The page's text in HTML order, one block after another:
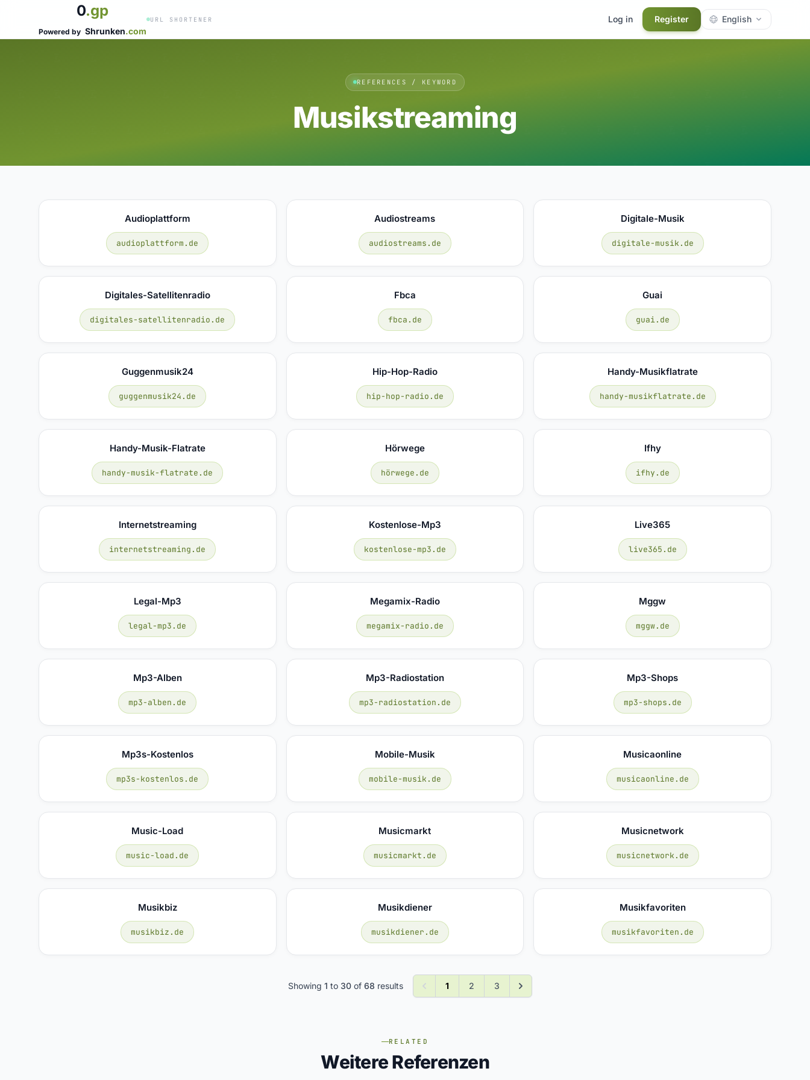
0.gp
Powered by Shrunken.com
URL SHORTENER Log in Register English
REFERENCES / KEYWORD
Musikstreaming
Audioplattform
audioplattform.de
Audiostreams
audiostreams.de
Digitale-Musik
digitale-musik.de
Digitales-Satellitenradio
digitales-satellitenradio.de
Fbca
fbca.de
Guai
guai.de
Guggenmusik24
guggenmusik24.de
Hip-Hop-Radio
hip-hop-radio.de
Handy-Musikflatrate
handy-musikflatrate.de
Handy-Musik-Flatrate
handy-musik-flatrate.de
Hörwege
hörwege.de
Ifhy
ifhy.de
Internetstreaming
internetstreaming.de
Kostenlose-Mp3
kostenlose-mp3.de
Live365
live365.de
Legal-Mp3
legal-mp3.de
Megamix-Radio
megamix-radio.de
Mggw
mggw.de
Mp3-Alben
mp3-alben.de
Mp3-Radiostation
mp3-radiostation.de
Mp3-Shops
mp3-shops.de
Mp3s-Kostenlos
mp3s-kostenlos.de
Mobile-Musik
mobile-musik.de
Musicaonline
musicaonline.de
Music-Load
music-load.de
Musicmarkt
musicmarkt.de
Musicnetwork
musicnetwork.de
Musikbiz
musikbiz.de
Musikdiener
musikdiener.de
Musikfavoriten
musikfavoriten.de
Showing 1 to 30of 68 results 1 2 3
RELATED
Weitere Referenzen